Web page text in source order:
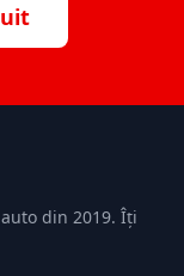
din 2019. Îți